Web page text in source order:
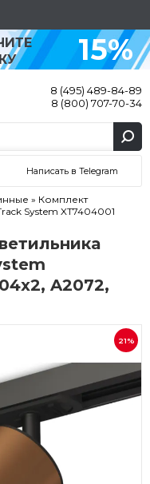
15%
8 (495) 489-84-89
8 (800) 707-70-34
Написать в Telegram
» Комплект
System XT7404001
A2072,
21%